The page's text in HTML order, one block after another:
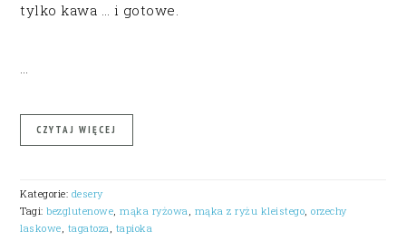
tylko kawa … i gotowe.
…
CZYTAJ WIĘCEJ
Kategorie: desery
Tagi:bezglutenowe,mąka ryżowa, mąka z ryżu kleistego,orzechy
laskowe, tagatoza, tapioka